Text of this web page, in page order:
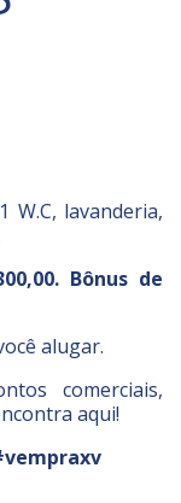
W.C, lavanderia,
Bônus de
alugar.
comerciais,
aqui!